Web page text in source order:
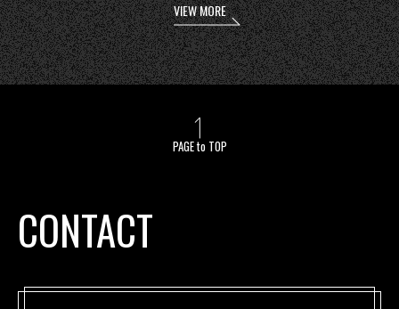
VIEW MORE
PAGE to TOP
CONTACT